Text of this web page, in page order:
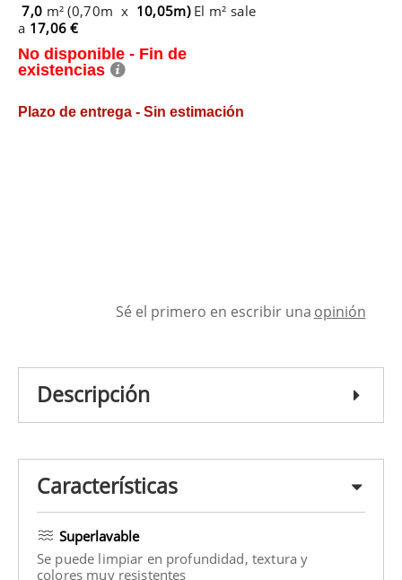
7,0 m² (0,70m x 10,05m) El m² sale
a 17,06 €
No disponible - Fin de
existencias
Plazo de entrega - Sin estimación
Sé el primero en escribir una opinión
Descripción
Características
Superlavable
Se puede limpiar en profundidad, textura y
colores muy resistentes